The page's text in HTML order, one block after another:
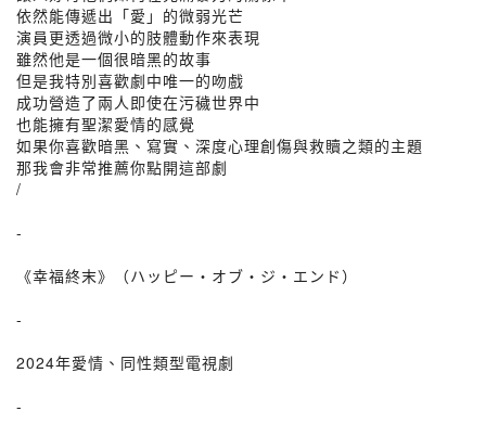
依然能傳遞出「愛」的微弱光芒
演員更透過微小的肢體動作來表現
雖然他是一個很暗黑的故事
但是我特別喜歡劇中唯一的吻戲
成功營造了兩人即使在污穢世界中
也能擁有聖潔愛情的感覺
如果你喜歡暗黑、寫實、深度心理創傷與救贖之類的主題
那我會非常推薦你點開這部劇
/
-
《幸福終末》（ハッピー・オブ・ジ・エンド）
-
2024年愛情、同性類型電視劇
-